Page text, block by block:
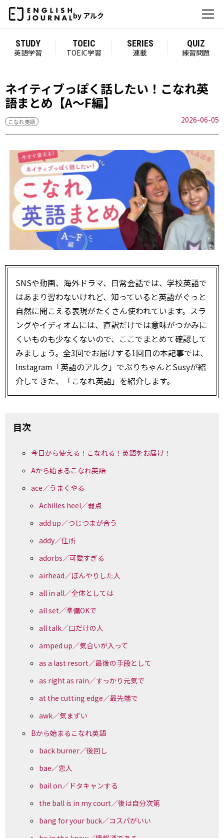
by アルク
STUDY
英語学習
TOEIC
TOEIC学習
SERIES
連載
QUIZ
練習問題
ネイティブっぽく話したい！こなれ英
語まとめ【A～F編】
こなれ英語 2026-06-05
SNSや動画、海外ドラマ、日常会話では、学校英語で
はあまり習わないけれど、知っていると英語がぐっと
自然に聞こえる表現がたくさん使われています。スラ
ングやイディオムには、直訳だけでは意味がつかみに
くいものも少なくないので、ここでまとめて確認して
みましょう。全3回でお届けする1回目の本記事では、
Instagram「英語のアルク」でぶりちゃんとSusyが紹
介してきた、「こなれ英語」を紹介します。
目次
今日から使える！こなれる！英語をお届け！
Aから始まるこなれ英語
ace／うまくやる
Achilles heel／弱点
add up／つじつまが合う
addy／住所
adorbs／可愛すぎる
airhead／ぼんやりした人
all in all／全体としては
all set／準備OKで
all talk／口だけの人
amped up／気合いが入って
as a last resort／最後の手段として
as right as rain／すっかり元気で
at the cutting edge／最先端で
awk／気まずい
Bから始まるこなれ英語
back burner／後回し
bae／恋人
bail on／ドタキャンする
the ball is in my court／後は自分次第
bang for your buck／コスパがいい